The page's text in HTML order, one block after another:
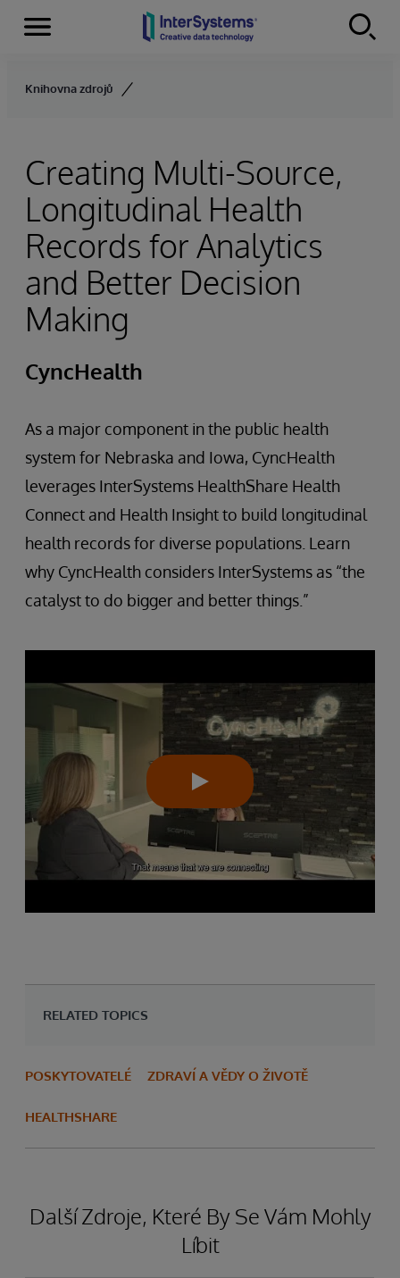
Skip to content
Menu
Knihovna zdrojů
Creating Multi-Source,
Longitudinal Health
Records for Analytics
and Better Decision
Making
CyncHealth
As a major component in the public health
system for Nebraska and Iowa, CyncHealth
leverages InterSystems HealthShare Health
Connect and Health Insight to build longitudinal
health records for diverse populations. Learn
why CyncHealth considers InterSystems as “the
catalyst to do bigger and better things.”
RELATED TOPICS
POSKYTOVATELÉ ZDRAVÍ A VĚDY O ŽIVOTĚ
HEALTHSHARE
Další Zdroje, Které By Se Vám Mohly
Líbit